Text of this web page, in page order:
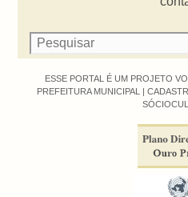
ESSE PORTAL É UM PROJETO
PREFEITURA MUNICIPAL |